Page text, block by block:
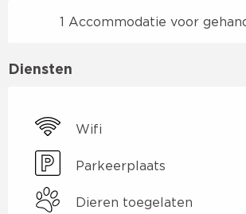
1 Accommodatie voor
Diensten
Wifi
Parkeerplaats
Dieren toegelaten